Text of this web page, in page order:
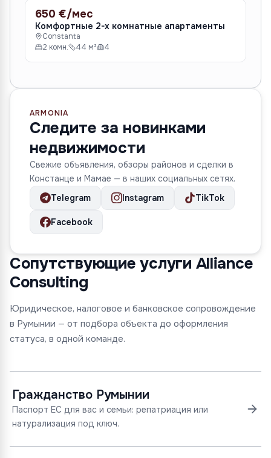
АРЕНДА
650 €/мес
Комфортные 2-х комнатные апартаменты
Constanta
2 комн.
44 м² 4
ARMONIA
Следите за новинками
недвижимости
Свежие объявления, обзоры районов и сделки в
Констанце и Мамае — в наших социальных сетях.
Telegram
Instagram TikTok
Facebook
Сопутствующие услуги Alliance
Consulting
Юридическое, налоговое и банковское сопровождение
в Румынии — от подбора объекта до оформления
статуса, в одной команде.
Гражданство Румынии
Паспорт ЕС для вас и семьи: репатриация или
натурализация под ключ.